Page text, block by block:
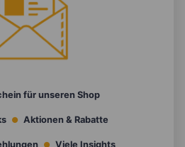
für unseren Shop
Aktionen & Rabatte
Viele Insights